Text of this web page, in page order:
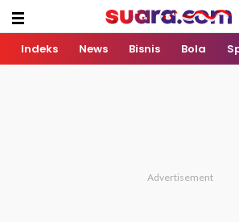
Indeks News Bisnis Bola